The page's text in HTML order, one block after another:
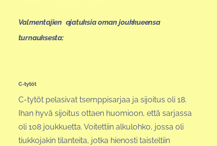
Valmentajien ajatuksia oman joukkueensa
turnauksesta:
C-tytöt
C-tytöt pelasivat tsemppisarjaa ja sijoitus oli 18.
Ihan hyvä sijoitus ottaen huomioon, että sarjassa
oli 108 joukkuetta. Voitettiin alkulohko, jossa oli
tiukkojakin tilanteita, jotka hienosti taisteltiin